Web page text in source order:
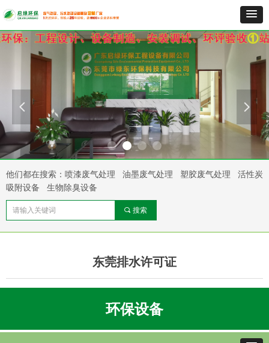
넳 넲
他们都在搜索：喷漆废气处理 油墨废气处理 塑胶废气处理 活性炭
吸附设备 生物除臭设备
끠 搜索
东莞排水许可证
环保设备